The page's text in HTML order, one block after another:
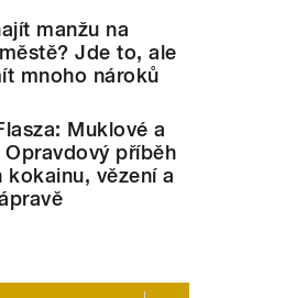
manžu na
Jde to, ale
mnoho nároků
Muklové a
Opravdový příběh
kokainu, vězení a